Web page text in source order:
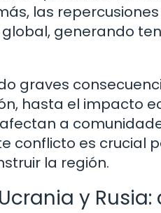
las
generando
graves
hasta el impacto
a
conflicto es crucial
la región.
y Rusia: